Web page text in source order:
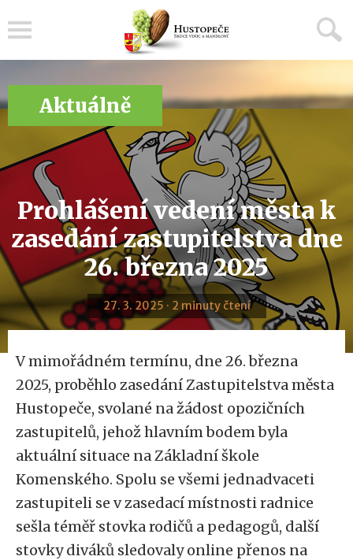
Aktuálně
Prohlášení vedení města k
zasedání zastupitelstva dne
26. března 2025
27. 3. 2025 · 2 minuty čtení
V mimořádném termínu, dne 26. března
2025, proběhlo zasedání Zastupitelstva města
Hustopeče, svolané na žádost opozičních
zastupitelů, jehož hlavním bodem byla
aktuální situace na Základní škole
Komenského. Spolu se všemi jednadvaceti
zastupiteli se v zasedací místnosti radnice
sešla téměř stovka rodičů a pedagogů, další
stovky diváků sledovaly online přenos na